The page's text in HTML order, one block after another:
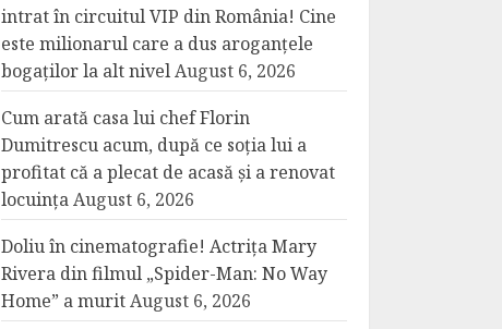
intrat în circuitul VIP din România! Cine
este milionarul care a dus aroganțele
bogaților la alt nivelAugust 6, 2026
Cum arată casa lui chef Florin
Dumitrescu acum, după ce soția lui a
profitat că a plecat de acasă și a renovat
locuințaAugust 6, 2026
Doliu în cinematografie! Actrița Mary
Rivera din filmul „Spider-Man: No Way
Home” a muritAugust 6, 2026